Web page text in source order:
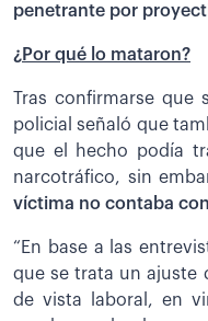
penetrante por
¿Por qué lo mataron?
Tras confirmarse que
policial señaló que
que el hecho podía
narcotráfico, sin
víctima no contaba
“En base a las
que se trata un ajuste
de vista laboral, en